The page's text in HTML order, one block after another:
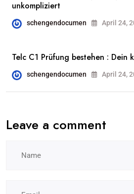
unkompliziert
schengendocumen April 24,
Telc C1 Prüfung bestehen : Dein
schengendocumen April 24,
Leave a comment